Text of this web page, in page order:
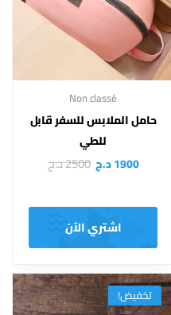
Non classé
حامل الملابس للسفر قابل
للطي
1900د.ج 2500د.ج
اشتري الآن
تخفيض!